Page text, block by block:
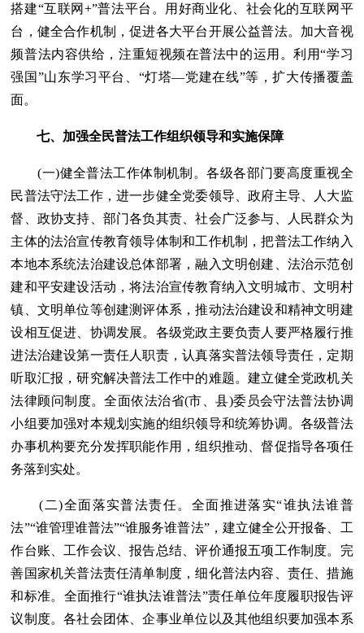
搭建“互联网+”普法平台。用好商业化、社会化的互联网平
台，健全合作机制，促进各大平台开展公益普法。加大音视
频普法内容供给，注重短视频在普法中的运用。利用“学习
强国”山东学习平台、“灯塔—党建在线”等，扩大传播覆盖
面。
七、加强全民普法工作组织领导和实施保障
(一)健全普法工作体制机制。各级各部门要高度重视全
民普法守法工作，进一步健全党委领导、政府主导、人大监
督、政协支持、部门各负其责、社会广泛参与、人民群众为
主体的法治宣传教育领导体制和工作机制，把普法工作纳入
本地本系统法治建设总体部署，融入文明创建、法治示范创
建和平安建设活动，将法治宣传教育纳入文明城市、文明村
镇、文明单位等创建测评体系，推动法治建设和精神文明建
设相互促进、协调发展。各级党政主要负责人要严格履行推
进法治建设第一责任人职责，认真落实普法领导责任，定期
听取汇报，研究解决普法工作中的难题。建立健全党政机关
法律顾问制度。全面依法治省(市、县)委员会守法普法协调
小组要加强对本规划实施的组织领导和统筹协调。各级普法
办事机构要充分发挥职能作用，组织推动、督促指导各项任
务落到实处。
(二)全面落实普法责任。全面推进落实“谁执法谁普
法”“谁管理谁普法”“谁服务谁普法”，建立健全公开报备、工
作台账、工作会议、报告总结、评价通报五项工作制度。完
善国家机关普法责任清单制度，细化普法内容、责任、措施
和标准。全面推行“谁执法谁普法”责任单位年度履职报告评
议制度。各社会团体、企事业单位以及其他组织要加强本系